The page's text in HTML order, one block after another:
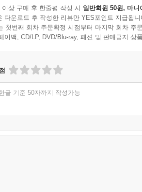
이상 구매 후 한줄평 작성 시 일반회원 50원, 마니
다운로드 후 작성한 리뷰만 YES포인트 지급됩니
첫번째 회차 주문확정 시점부터 마지막 회차 주
이백, CD/LP, DVD/Blu-ray, 패션 및 판매금지 상
글 기준 50자까지 작성가능